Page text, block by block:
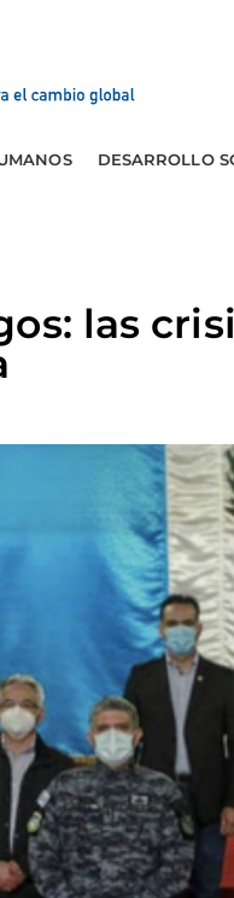
DESARROLLO
las